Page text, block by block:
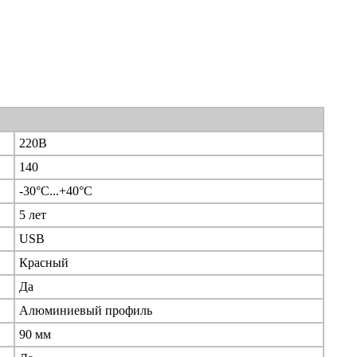
220В
140
-30°С...+40°С
5 лет
USB
Красный
Да
Алюминиевый профиль
90 мм